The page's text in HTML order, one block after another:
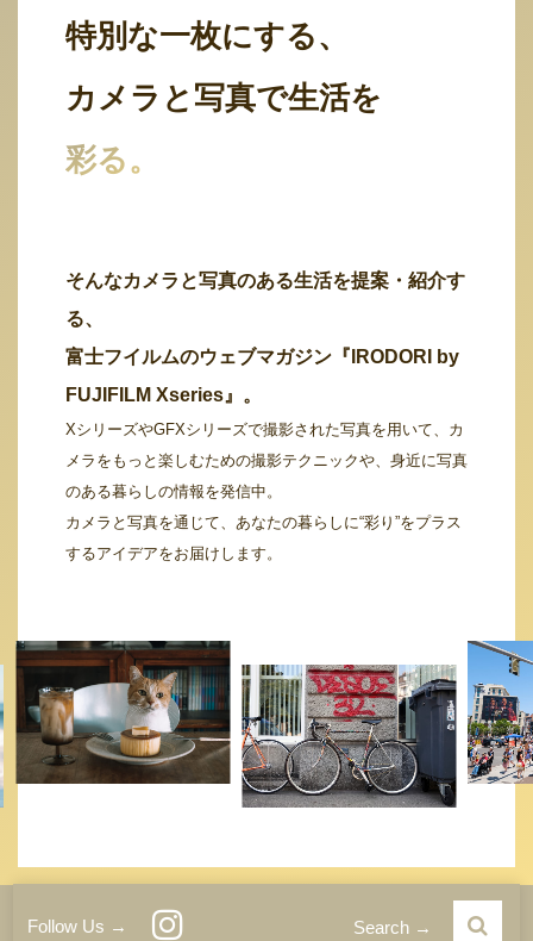
Follow Us → Search →
特別な一枚にする、
カメラと写真で生活を
彩る。
そんなカメラと写真のある生活を提案・紹介す
る、
富士フイルムのウェブマガジン『IRODORI by
FUJIFILM Xseries』。
XシリーズやGFXシリーズで撮影された写真を用いて、カ
メラをもっと楽しむための撮影テクニックや、身近に写真
のある暮らしの情報を発信中。
カメラと写真を通じて、あなたの暮らしに“彩り”をプラス
するアイデアをお届けします。
運営者情報 サイトご利用条件